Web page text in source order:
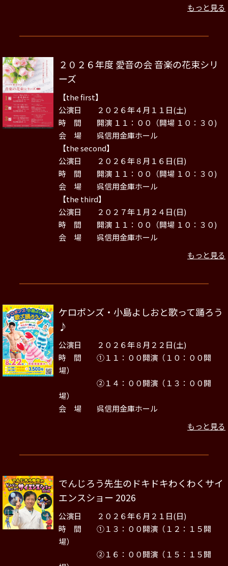
もっと見る
２０２６年度 愛音の会 音楽の花束シリ
ーズ
【the first】
公演日 ２０２６年４月１１日(土)
時 間 開演 １１：００（開場 １０：３０)
会 場 呉信用金庫ホール
【the second】
公演日 ２０２６年８月１６日(日)
時 間 開演 １１：００（開場 １０：３０)
会 場 呉信用金庫ホール
【the third】
公演日 ２０２７年１月２４日(日)
時 間 開演 １１：００（開場 １０：３０)
会 場 呉信用金庫ホール
もっと見る
ケロポンズ・小島よしおと歌って踊ろう
♪
公演日 ２０２６年８月２２日(土)
時 間 ①１１：００開演（１０：００開
場）
②１４：００開演（１３：００開
場）
会 場 呉信用金庫ホール
もっと見る
でんじろう先生のドキドキわくわくサイ
エンスショー 2026
公演日 ２０２６年６月２１日(日)
時 間 ①１３：００開演（１２：１５開
場）
②１６：００開演（１５：１５開